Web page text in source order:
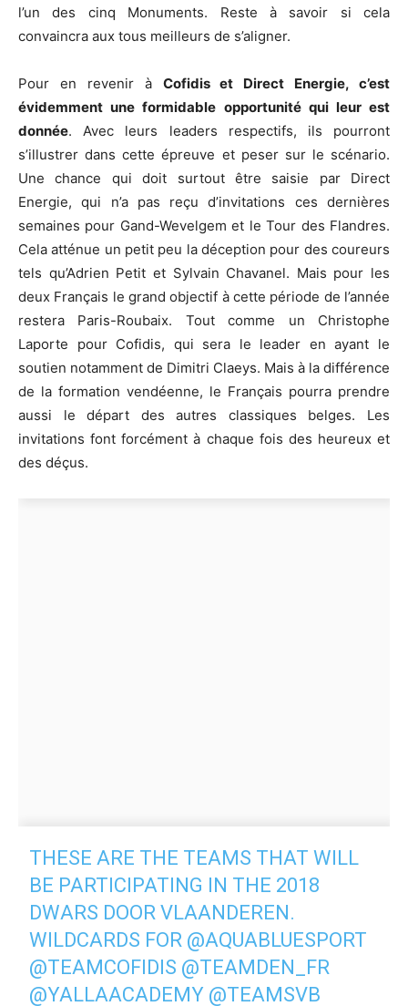
l’un des cinq Monuments. Reste à savoir si cela
convaincra aux tous meilleurs de s’aligner.
Pour en revenir à Cofidis et Direct Energie, c’est
évidemment une formidable opportunité qui leur est
donnée. Avec leurs leaders respectifs, ils pourront
s’illustrer dans cette épreuve et peser sur le scénario.
Une chance qui doit surtout être saisie par Direct
Energie, qui n’a pas reçu d’invitations ces dernières
semaines pour Gand-Wevelgem et le Tour des Flandres.
Cela atténue un petit peu la déception pour des coureurs
tels qu’Adrien Petit et Sylvain Chavanel. Mais pour les
deux Français le grand objectif à cette période de l’année
restera Paris-Roubaix. Tout comme un Christophe
Laporte pour Cofidis, qui sera le leader en ayant le
soutien notamment de Dimitri Claeys. Mais à la différence
de la formation vendéenne, le Français pourra prendre
aussi le départ des autres classiques belges. Les
invitations font forcément à chaque fois des heureux et
des déçus.
THESE ARE THE TEAMS THAT WILL
BE PARTICIPATING IN THE 2018
DWARS DOOR VLAANDEREN.
WILDCARDS FOR @AQUABLUESPORT
@TEAMCOFIDIS @TEAMDEN_FR
@YALLAACADEMY @TEAMSVB